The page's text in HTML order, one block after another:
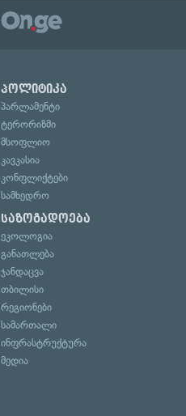
პოლიტიკა
პარლამენტი
ტერორიზმი
მსოფლიო
კავკასია
კონფლიქტები
სამხედრო
საზოგადოება
ეკოლოგია
განათლება
ჯანდაცვა
თბილისი
რეგიონები
სამართალი
ინფრასტრუქტურა
მედია